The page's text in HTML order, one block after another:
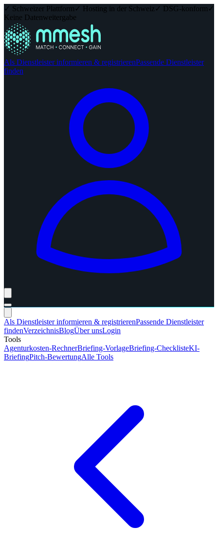
✓ Schweizer Plattform ✓ Hosting in der Schweiz ✓ DSG-konform ✓
Keine Datenweitergabe
Als Dienstleister informieren & registrierenPassende Dienstleister
finden
Als Dienstleister informieren & registrierenPassende Dienstleister
findenVerzeichnisBlogÜber unsLogin
Tools
Agenturkosten-RechnerBriefing-VorlageBriefing-ChecklisteKI-
BriefingPitch-BewertungAlle Tools